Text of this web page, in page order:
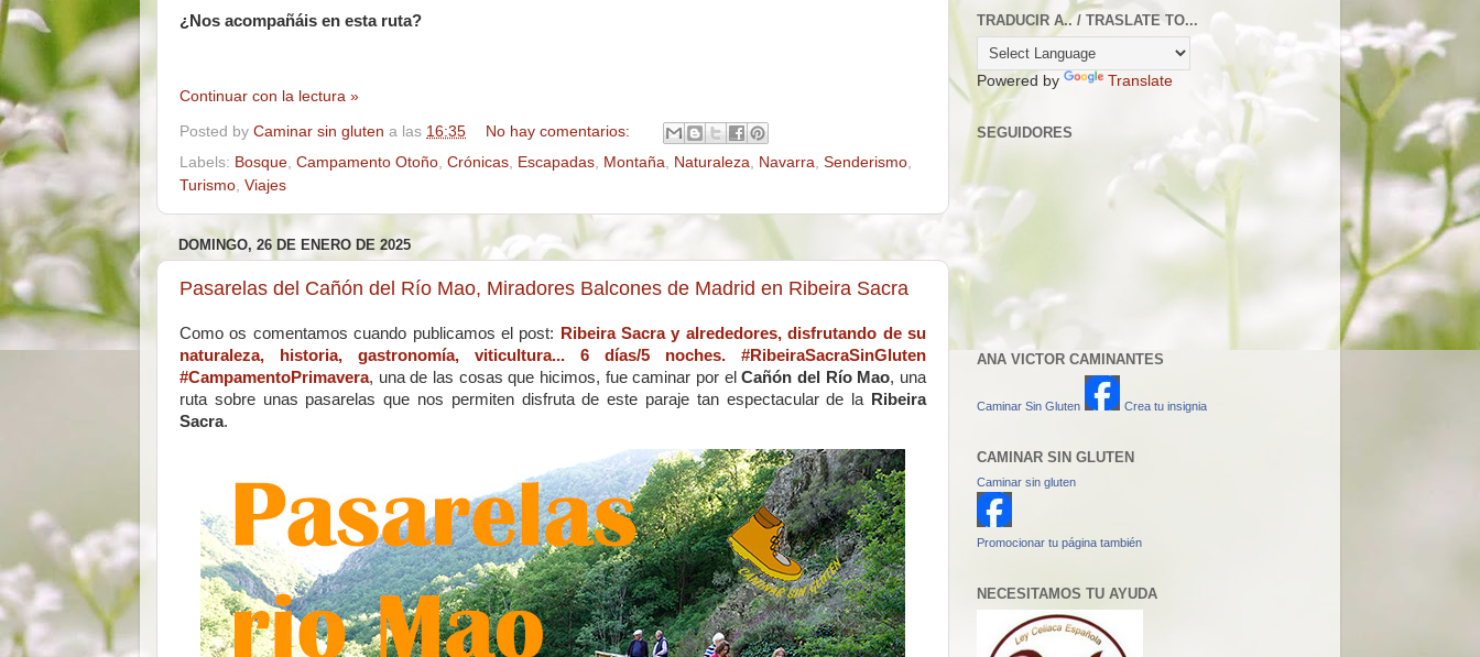
¿Nos acompañáis en esta ruta?
Continuar con la lectura »
Posted by Caminar sin gluten a las 16:35
No hay comentarios:
Labels: Bosque Campamento Otoño Crónicas Escapadas Montaña Naturaleza Navarra Senderismo
Turismo Viajes
DOMINGO, 26 DE ENERO DE 2025
Pasarelas del Cañón del Río Mao, Miradores Balcones de Madrid en Ribeira Sacra
Como os comentamos cuando publicamos el post:
Ribeira Sacra y alrededores, disfrutando de su
naturaleza, historia, gastronomía, viticultura... 6 días/5 noches. #RibeiraSacraSinGluten
#CampamentoPrimavera, una de las cosas que hicimos, fue caminar por elCañón del Río Mao, una
ruta sobre unas pasarelas que nos permiten disfruta de este paraje tan espectacular de la Ribeira
Sacra.
TRADUCIR A.. / TRASLATE TO...
Powered by Translate
SEGUIDORES
ANA VICTOR CAMINANTES
Caminar Sin Gluten Crea tu insignia
CAMINAR SIN GLUTEN
Caminar sin gluten
Promocionar tu página también
NECESITAMOS TU AYUDA